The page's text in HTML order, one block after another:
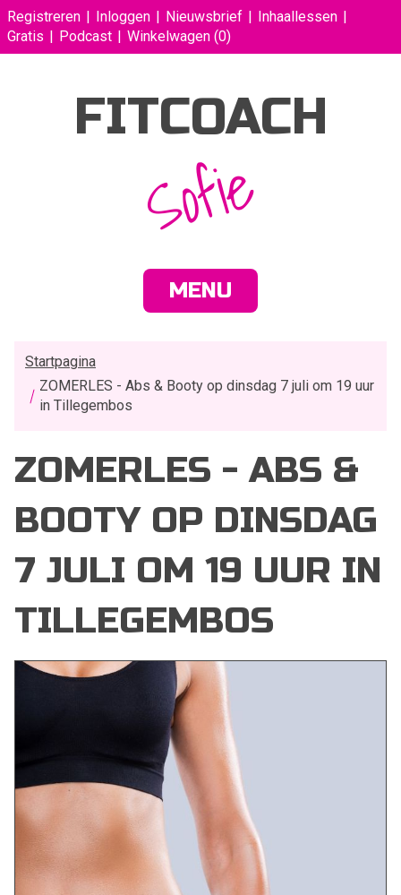
Registreren Inloggen Nieuwsbrief
Inhaallessen
Gratis
Podcast Winkelwagen (0)
FITCOACH
Sofie
MENU
Startpagina
ZOMERLES - Abs & Booty op dinsdag 7 juli om 19 uur
in Tillegembos
ZOMERLES - ABS &
BOOTY OP DINSDAG
7 JULI OM 19 UUR IN
TILLEGEMBOS